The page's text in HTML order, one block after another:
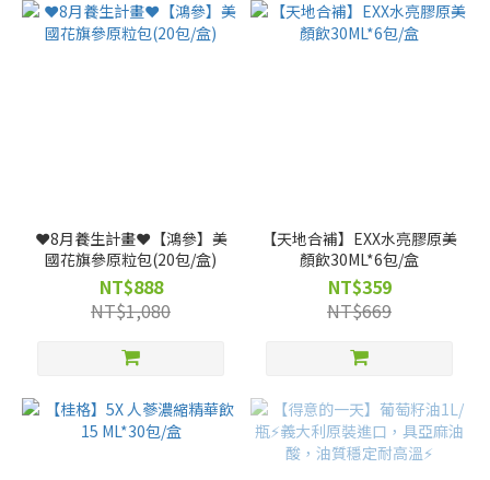
❤️8月養生計畫❤️【鴻參】美
國花旗參原粒包(20包/盒)
NT$888
NT$1,080
【天地合補】EXX水亮膠原美
顏飲30ML*6包/盒
NT$359
NT$669